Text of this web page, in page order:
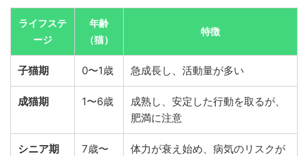
ライフステ
ージ
年齢
（猫）
特徴
子猫期 0〜1歳 急成長し、活動量が多い
成猫期 1〜6歳
成熟し、安定した行動を取るが、
肥満に注意
シニア期 7歳〜
体力が衰え始め、病気のリスクが